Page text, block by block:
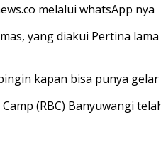
melalui whatsApp nya
yang diakui Pertina
kapan bisa punya gelar
(RBC) Banyuwangi